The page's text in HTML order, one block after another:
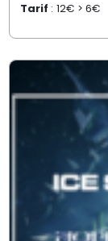
Tarif : 12€ > 6€